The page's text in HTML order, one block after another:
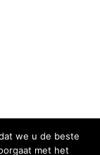
we u de beste
met het